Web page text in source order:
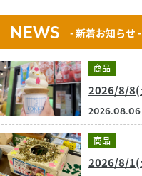
NEWS - 新着お知らせ -
商品
2026.08.06
商品